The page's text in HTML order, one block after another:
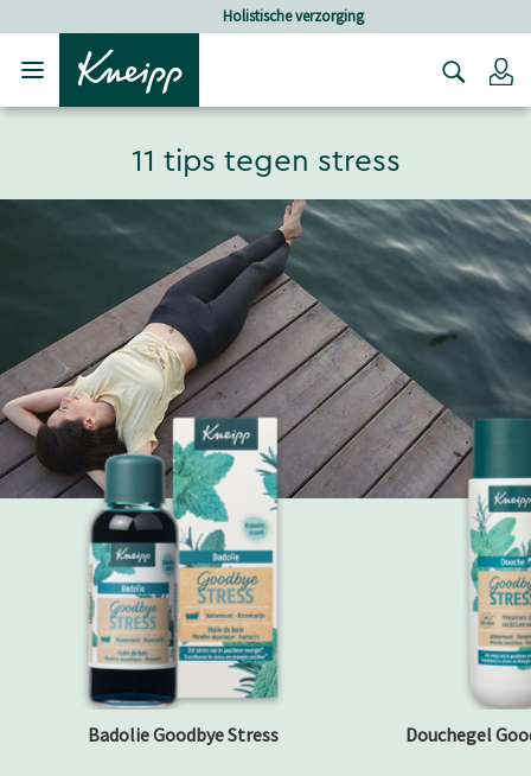
Verder gaan naar hoofdinhoud.Holistische verzorging
11 tips tegen stress
Badolie Goodbye Stress Douchegel